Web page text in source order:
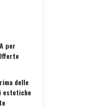
per
delle
estetiche